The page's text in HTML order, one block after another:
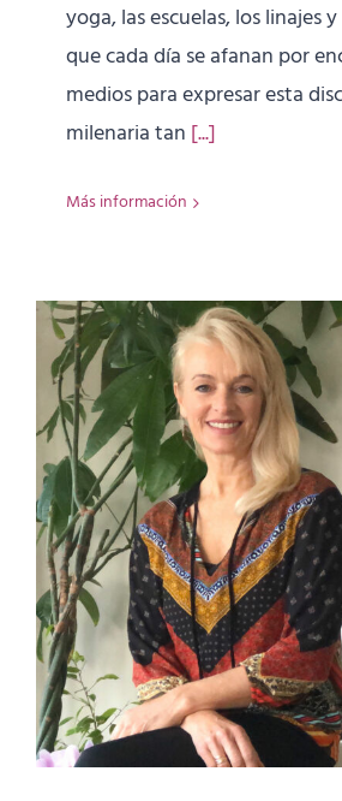
yoga, las escuelas, los linajes
que cada día se afanan por
medios para expresar esta
milenaria tan [...]
Más información